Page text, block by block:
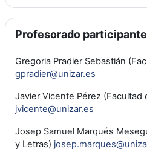
Profesorado participante
Gregoria Pradier Sebastián
gpradier@unizar.es
Javier Vicente Pérez (Facultad
jvicente@unizar.es
Josep Samuel Marqués
y Letras)